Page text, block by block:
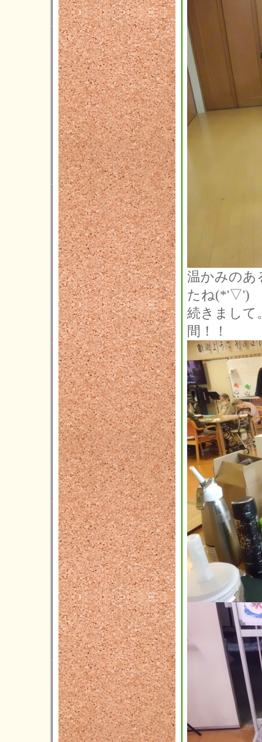
2019年01月(5)
2018年12月(2)
2018年11月(7)
2018年10月(2)
2018年09月(6)
2018年08月(3)
2018年07月(1)
2018年06月(3)
2018年05月(2)
2018年04月(3)
2018年03月(5)
2018年02月(5)
2018年01月(4)
2017年12月(2)
2017年11月(3)
2017年10月(7)
2017年09月(8)
2017年08月(5)
2017年07月(9)
2017年06月(4)
2017年05月(9)
2017年04月(5)
2017年03月(10)
2017年02月(8)
2017年01月(4)
2016年12月(6)
2016年11月(4)
2016年10月(8)
2016年09月(6)
2016年08月(4)
2016年07月(9)
2016年06月(6)
2016年05月(3)
2016年04月(3)
2016年03月(2)
2016年02月(7)
2016年01月(5)
温かみのあ
たね(*'▽')
続きまして
間！！